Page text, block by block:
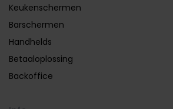
Keukenschermen
Barschermen
Handhelds
Betaaloplossing
Backoffice